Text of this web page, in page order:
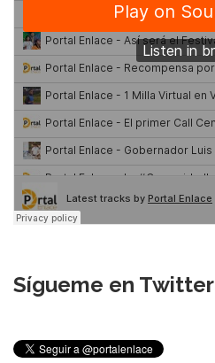
Sígueme en Twitter